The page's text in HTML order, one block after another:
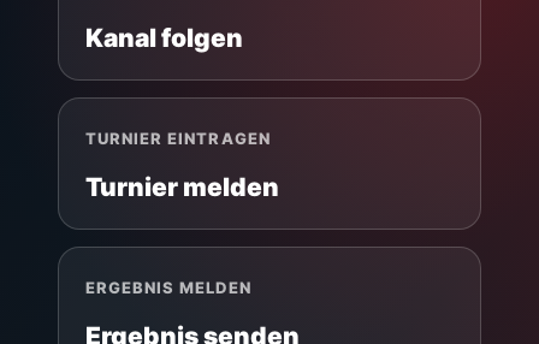
Kanal folgen
TURNIER EINTRAGEN
Turnier melden
ERGEBNIS MELDEN
Ergebnis senden